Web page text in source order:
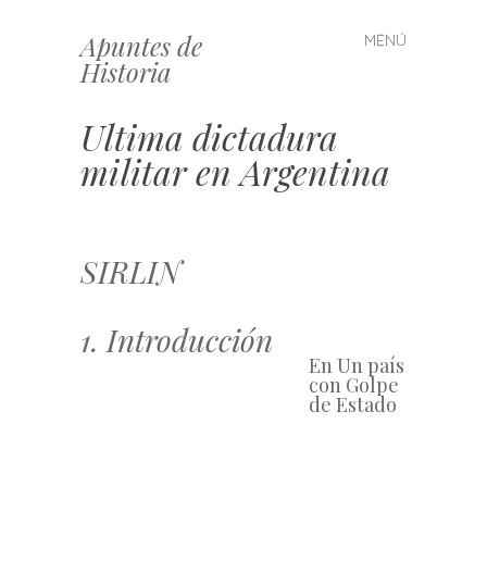
Apuntes de
Historia
MENÚ
Saltar
al
Ultima dictadura
militar en Argentina
SIRLIN
1. Introducción
En Un país
con Golpe
de Estado